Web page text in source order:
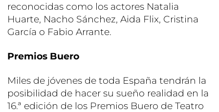
reconocidas como los actores Natalia
Huarte, Nacho Sánchez, Aida Flix, Cristina
García o Fabio Arrante.
Premios Buero
Miles de jóvenes de toda España tendrán la
posibilidad de hacer su sueño realidad en la
16.ª edición de los Premios Buero de Teatro